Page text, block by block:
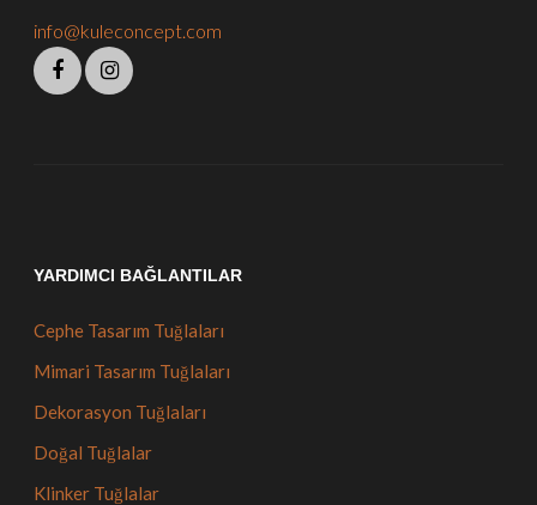
info@kuleconcept.com
YARDIMCI BAĞLANTILAR
Cephe Tasarım Tuğlaları
Mimari Tasarım Tuğlaları
Dekorasyon Tuğlaları
Doğal Tuğlalar
Klinker Tuğlalar